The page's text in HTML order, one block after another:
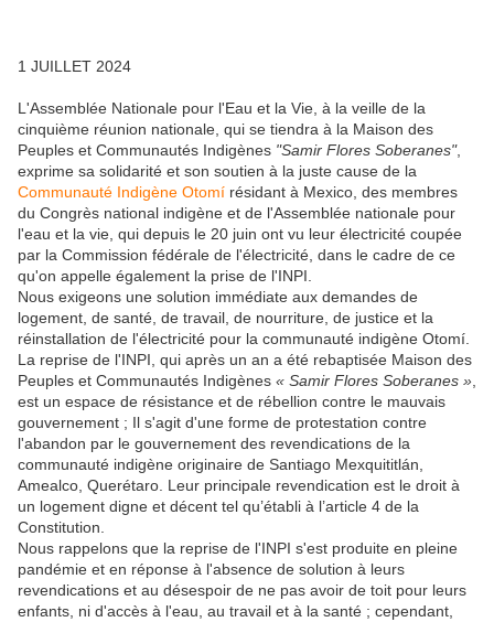
1 JUILLET 2024
L'Assemblée Nationale pour l'Eau et la Vie, à la veille de la
cinquième réunion nationale, qui se tiendra à la Maison des
Peuples et Communautés Indigènes "Samir Flores Soberanes",
exprime sa solidarité et son soutien à la juste cause de la
Communauté Indigène Otomí résidant à Mexico, des membres
du Congrès national indigène et de l'Assemblée nationale pour
l'eau et la vie, qui depuis le 20 juin ont vu leur électricité coupée
par la Commission fédérale de l'électricité, dans le cadre de ce
qu'on appelle également la prise de l'INPI.
Nous exigeons une solution immédiate aux demandes de
logement, de santé, de travail, de nourriture, de justice et la
réinstallation de l'électricité pour la communauté indigène Otomí.
La reprise de l'INPI, qui après un an a été rebaptisée Maison des
Peuples et Communautés Indigènes « Samir Flores Soberanes »
est un espace de résistance et de rébellion contre le mauvais
gouvernement ; Il s'agit d'une forme de protestation contre
l'abandon par le gouvernement des revendications de la
communauté indigène originaire de Santiago Mexquititlán,
Amealco, Querétaro. Leur principale revendication est le droit à
un logement digne et décent tel qu’établi à l’article 4 de la
Constitution.
Nous rappelons que la reprise de l'INPI s'est produite en pleine
pandémie et en réponse à l'absence de solution à leurs
revendications et au désespoir de ne pas avoir de toit pour leurs
enfants, ni d'accès à l'eau, au travail et à la santé ; cependant,